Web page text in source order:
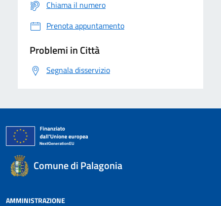
Chiama il numero
Prenota appuntamento
Problemi in Città
Segnala disservizio
Comune di Palagonia
AMMINISTRAZIONE